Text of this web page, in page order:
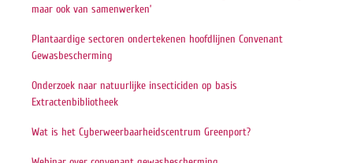
maar ook van samenwerken’
Plantaardige sectoren ondertekenen hoofdlijnen Convenant
Gewasbescherming
Onderzoek naar natuurlijke insecticiden op basis
Extractenbibliotheek
Wat is het Cyberweerbaarheidscentrum Greenport?